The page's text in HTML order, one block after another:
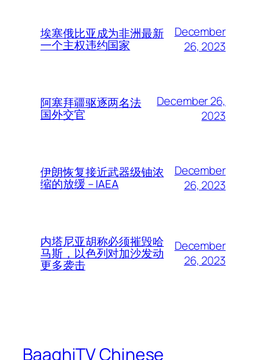
埃塞俄比亚成为非洲最新
一个主权违约国家
December
26, 2023
阿塞拜疆驱逐两名法
国外交官
December 26,
2023
伊朗恢复接近武器级铀浓
缩的放缓 – IAEA
December
26, 2023
内塔尼亚胡称必须摧毁哈
马斯，以色列对加沙发动
更多袭击
December
26, 2023
BaaghiTV Chinese